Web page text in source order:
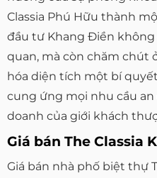
Classia Phú Hữu thành
đầu tư Khang Điền
quan, mà còn chăm chút
hóa diện tích một bí
cung ứng mọi nhu cầu
doanh của giới khách
Giá bán The Classia
Giá bán nhà phố biệt thự